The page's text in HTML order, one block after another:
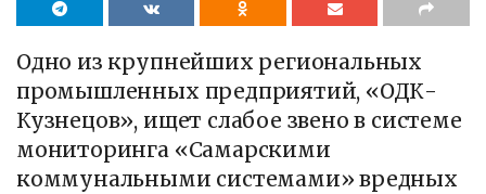
Одно из крупнейших региональных
промышленных предприятий, «ОДК-
Кузнецов», ищет слабое звено в системе
мониторинга «Самарскими
коммунальными системами» вредных